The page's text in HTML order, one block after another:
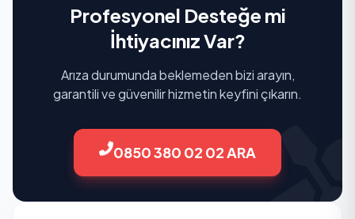
Profesyonel Desteğe mi
İhtiyacınız Var?
Arıza durumunda beklemeden bizi arayın,
garantili ve güvenilir hizmetin keyfini çıkarın.
0850 380 02 02 ARA